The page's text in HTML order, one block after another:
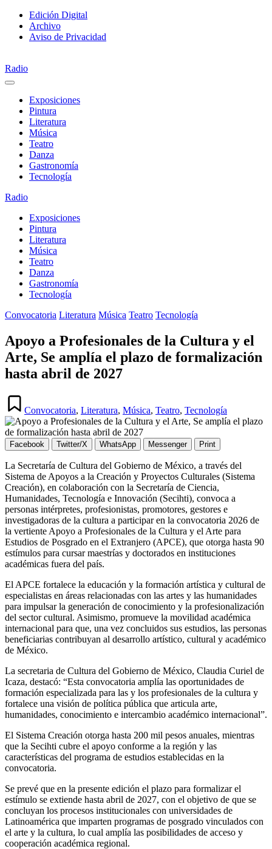
Saltar
contenido
Edición Digital
Archivo
Aviso de Privacidad
Radio
Exposiciones
Pintura
Literatura
Música
Teatro
Danza
Gastronomía
Tecnología
Radio
Exposiciones
Pintura
Literatura
Música
Teatro
Danza
Gastronomía
Tecnología
Publicada
Convocatoria Literatura Música Teatro Tecnología
Apoyo a Profesionales de la Cultura y el
Arte, Se amplía el plazo de formalización
hasta abril de 2027
Publicada
en
Convocatoria, Literatura, Música, Teatro, Tecnología
Facebook Twitter/X WhatsApp Messenger Print
La Secretaría de Cultura del Gobierno de México, a través del
Sistema de Apoyos a la Creación y Proyectos Culturales (Sistema
Creación), en colaboración con la Secretaría de Ciencia,
Humanidades, Tecnología e Innovación (Secihti), convoca a
personas intérpretes, profesionistas, promotores, gestores e
investigadoras de la cultura a participar en la convocatoria 2026 de
la vertiente Apoyo a Profesionales de la Cultura y el Arte para
Estudios de Posgrado en el Extranjero (APCE), que otorga hasta 90
estímulos para cursar maestrías y doctorados en instituciones
académicas fuera del país.
El APCE fortalece la educación y la formación artística y cultural de
especialistas en áreas relacionadas con las artes y las humanidades
para impulsar la generación de conocimiento y la profesionalización
del sector cultural. Asimismo, promueve la movilidad académica
internacional para que, una vez concluidos sus estudios, las personas
beneficiarias contribuyan al desarrollo artístico, cultural y académico
de México.
La secretaria de Cultura del Gobierno de México, Claudia Curiel de
Icaza, destacó: “Esta convocatoria amplía las oportunidades de
formación especializada para las y los profesionales de la cultura y
fortalece una visión de política pública que articula arte,
humanidades, conocimiento e intercambio académico internacional”.
El Sistema Creación otorga hasta 200 mil pesos anuales, mientras
que la Secihti cubre el apoyo conforme a la región y las
características del programa de estudios establecidas en la
convocatoria.
Se prevé que en la presente edición el plazo para formalizar el
estímulo se extiende hasta abril de 2027, con el objetivo de que se
concluyan los procesos institucionales con universidades de
Latinoamérica que imparten programas de posgrado vinculados con
el arte y la cultura, lo cual amplía las posibilidades de acceso y
cooperación académica regional.